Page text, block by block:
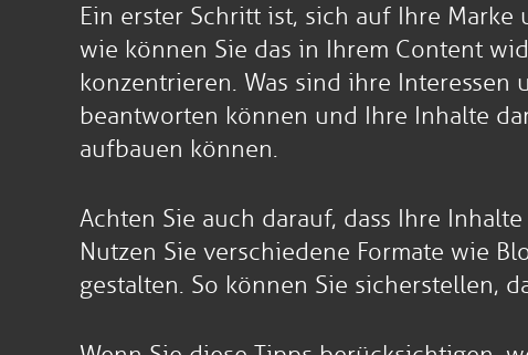
Ein erster Schritt ist, sich auf Ihre
wie können Sie das in Ihrem Content
konzentrieren. Was sind ihre Interessen
beantworten können und Ihre Inhalte
aufbauen können.
Achten Sie auch darauf, dass Ihre
Nutzen Sie verschiedene Formate wie
gestalten. So können Sie sicherstellen,